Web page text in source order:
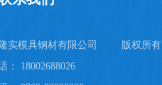
实模具钢材有限公司
版权所有
： 18002688026